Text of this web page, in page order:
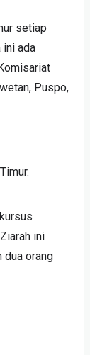
setiap
ini ada
Puspo,
ini
dua orang